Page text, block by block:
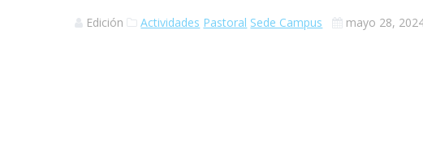
Edición Actividades Pastoral Sede Campus mayo 28,